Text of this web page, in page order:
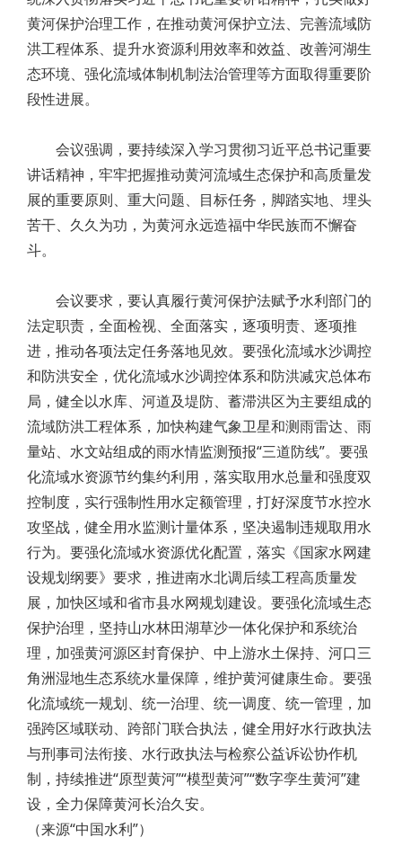
黄河保护治理工作，在推动黄河保护立法、完善流域防
洪工程体系、提升水资源利用效率和效益、改善河湖生
态环境、强化流域体制机制法治管理等方面取得重要阶
段性进展。
会议强调，要持续深入学习贯彻习近平总书记重要
讲话精神，牢牢把握推动黄河流域生态保护和高质量发
展的重要原则、重大问题、目标任务，脚踏实地、埋头
苦干、久久为功，为黄河永远造福中华民族而不懈奋
斗。
会议要求，要认真履行黄河保护法赋予水利部门的
法定职责，全面检视、全面落实，逐项明责、逐项推
进，推动各项法定任务落地见效。要强化流域水沙调控
和防洪安全，优化流域水沙调控体系和防洪减灾总体布
局，健全以水库、河道及堤防、蓄滞洪区为主要组成的
流域防洪工程体系，加快构建气象卫星和测雨雷达、雨
量站、水文站组成的雨水情监测预报“三道防线”。要强
化流域水资源节约集约利用，落实取用水总量和强度双
控制度，实行强制性用水定额管理，打好深度节水控水
攻坚战，健全用水监测计量体系，坚决遏制违规取用水
行为。要强化流域水资源优化配置，落实《国家水网建
设规划纲要》要求，推进南水北调后续工程高质量发
展，加快区域和省市县水网规划建设。要强化流域生态
保护治理，坚持山水林田湖草沙一体化保护和系统治
理，加强黄河源区封育保护、中上游水土保持、河口三
角洲湿地生态系统水量保障，维护黄河健康生命。要强
化流域统一规划、统一治理、统一调度、统一管理，加
强跨区域联动、跨部门联合执法，健全用好水行政执法
与刑事司法衔接、水行政执法与检察公益诉讼协作机
制，持续推进“原型黄河”“模型黄河”“数字孪生黄河”建
设，全力保障黄河长治久安。
（来源“中国水利”）